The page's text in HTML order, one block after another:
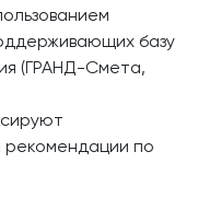
базу
(ГРАНД-Смета,
рекомендации по